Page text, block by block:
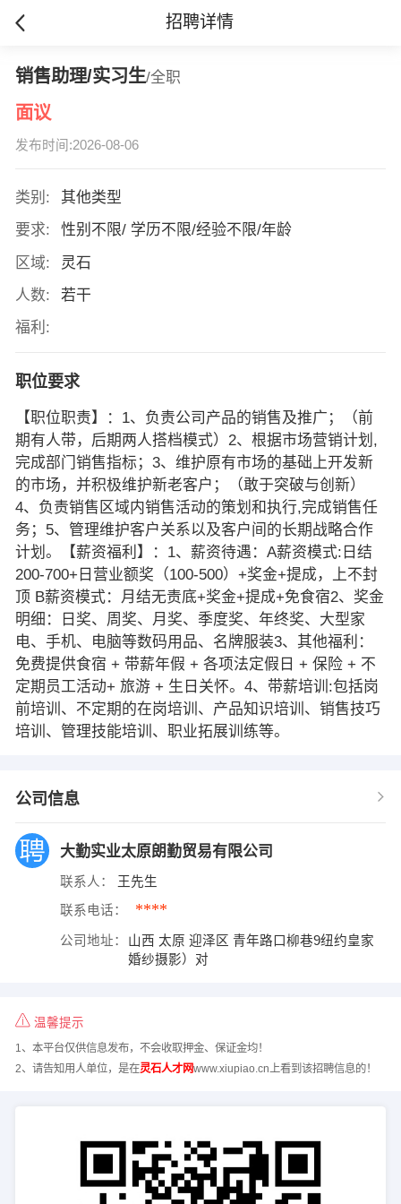
招聘详情
销售助理/实习生/全职
面议
发布时间:2026-08-06
类别:
其他类型
要求:
性别不限/ 学历不限/经验不限/年龄
区域:
灵石
人数:
若干
福利:
职位要求
【职位职责】：1、负责公司产品的销售及推广；（前
期有人带，后期两人搭档模式）2、根据市场营销计划,
完成部门销售指标；3、维护原有市场的基础上开发新
的市场，并积极维护新老客户；（敢于突破与创新）
4、负责销售区域内销售活动的策划和执行,完成销售任
务；5、管理维护客户关系以及客户间的长期战略合作
计划。【薪资福利】：1、薪资待遇：A薪资模式:日结
200-700+日营业额奖（100-500）+奖金+提成，上不封
顶 B薪资模式：月结无责底+奖金+提成+免食宿2、奖金
明细：日奖、周奖、月奖、季度奖、年终奖、大型家
电、手机、电脑等数码用品、名牌服装3、其他福利：
免费提供食宿 + 带薪年假 + 各项法定假日 + 保险 + 不
定期员工活动+ 旅游 + 生日关怀。4、带薪培训:包括岗
前培训、不定期的在岗培训、产品知识培训、销售技巧
培训、管理技能培训、职业拓展训练等。
公司信息
大勤实业太原朗勤贸易有限公司
联系人： 王先生
联系电话： ****
公司地址：
山西 太原 迎泽区 青年路口柳巷9纽约皇家
婚纱摄影）对
温馨提示
1、本平台仅供信息发布，不会收取押金、保证金均！
2、请告知用人单位，是在灵石人才网www.xiupiao.cn上看到该招聘信息的！